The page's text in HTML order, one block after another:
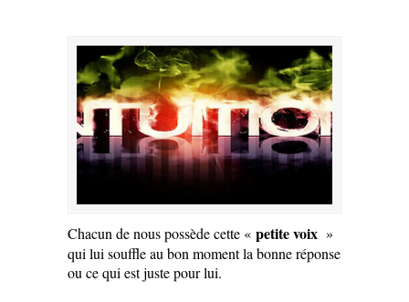
Chacun de nous possède cette « petite voix »
qui lui souffle au bon moment la bonne réponse
ou ce qui est juste pour lui.